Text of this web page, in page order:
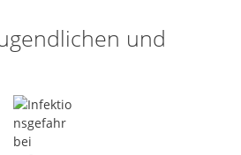
und